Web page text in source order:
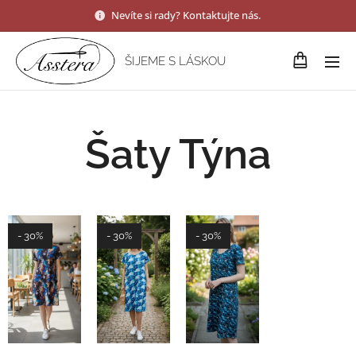
Nevíte si rady? Kontaktujte nás.
ŠIJEME S LÁSKOU
Šaty Týna
- 30% - 30% - 30%